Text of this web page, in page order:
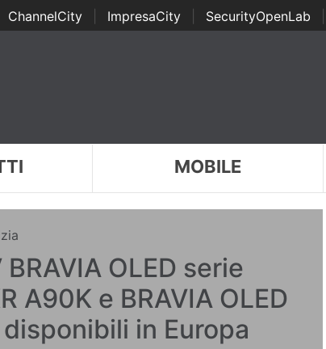
ChannelCity ImpresaCity SecurityOpenLab
Awards
MOBILE
OLED serie
A90K e BRAVIA OLED
disponibili in Europa